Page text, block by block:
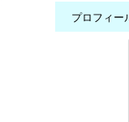
プロフィー